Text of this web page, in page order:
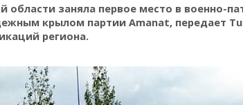
области заняла первое место в военно-
крылом партии Amanat, передает
региона.